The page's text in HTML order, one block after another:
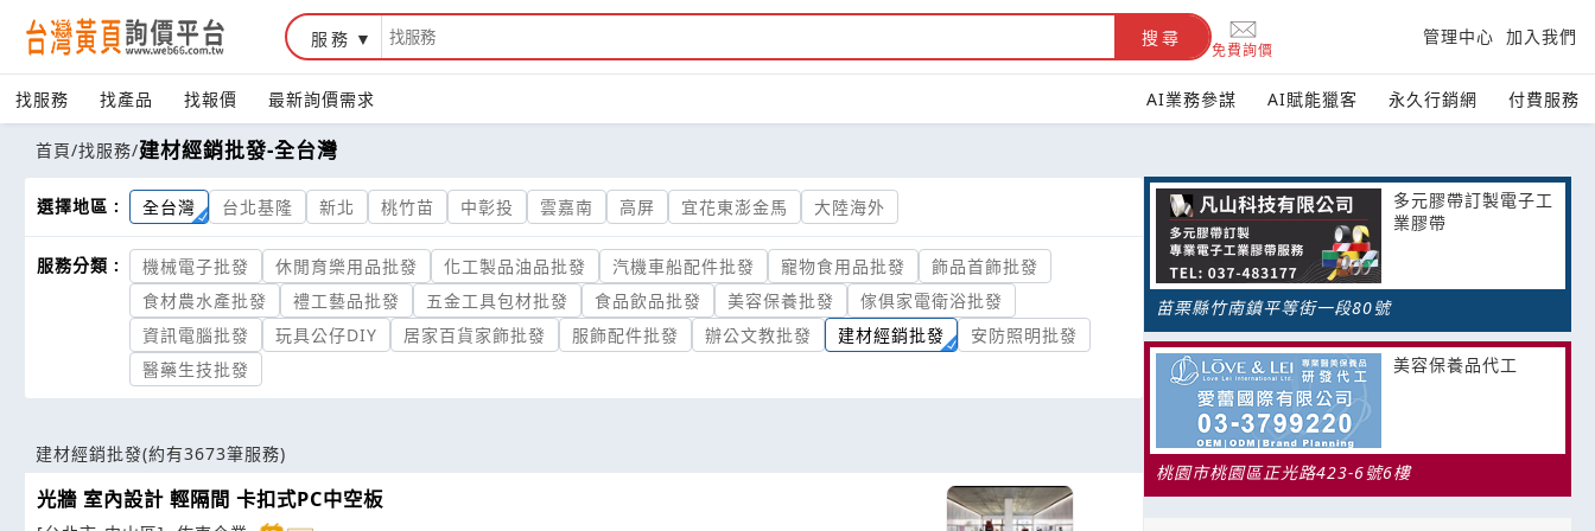
服務 搜尋
免費詢價
管理中心 加入我們
找服務 找產品 找報價 最新詢價需求 AI業務參謀 AI賦能獵客 永久行銷網 付費服務
首頁/找服務/建材經銷批發-全台灣
選擇地區 : 全台灣 台北基隆 新北 桃竹苗 中彰投 雲嘉南 高屏 宜花東澎金馬 大陸海外
服務分類 : 機械電子批發 休閒育樂用品批發 化工製品油品批發 汽機車船配件批發 寵物食用品批發
飾品首飾批發
食材農水產批發
禮工藝品批發 五金工具包材批發 食品飲品批發 美容保養批發
傢俱家電衛浴批發
資訊電腦批發
玩具公仔DIY 居家百貨家飾批發 服飾配件批發 辦公文教批發 建材經銷批發
安防照明批發
醫藥生技批發
建材經銷批發(約有3673筆服務)
光牆 室內設計 輕隔間 卡扣式PC中空板
多元膠帶訂製電子工
業膠帶
苗栗縣竹南鎮平等街一段80號
美容保養品代工
桃園市桃園區正光路423-6號6樓